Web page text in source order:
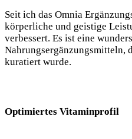
Seit ich das Omnia
körperliche und geistige
verbessert. Es ist eine
Nahrungsergänzungsmitteln,
kuratiert wurde.
Optimiertes Vitaminprofil